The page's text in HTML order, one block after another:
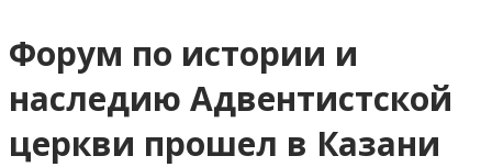
Форум по истории и
наследию Адвентистской
церкви прошел в Казани